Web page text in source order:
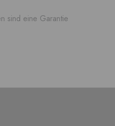
sind eine Garantie